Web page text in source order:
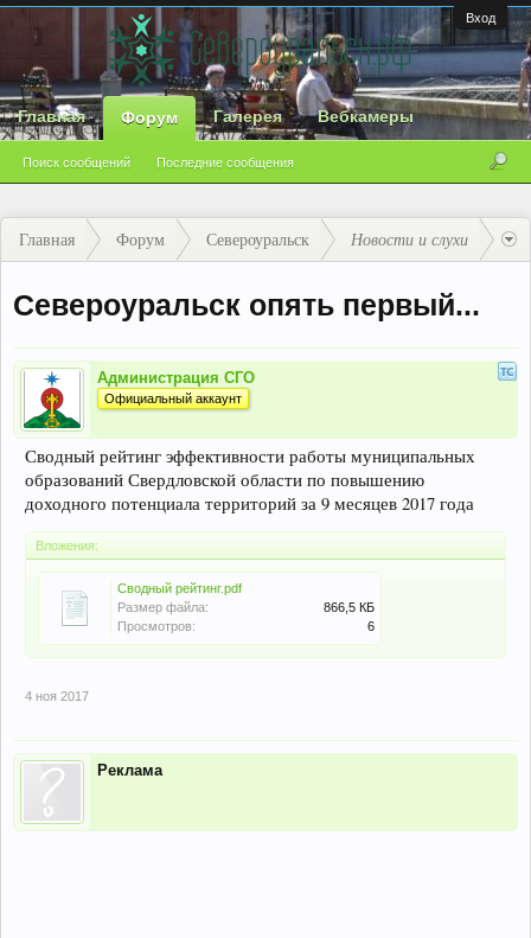
Вход
Главная Форум
Поиск сообщений Последние сообщения
Галерея Вебкамеры
Главная Форум Североуральск Новости и слухи
Североуральск опять первый...
Администрация СГО
Официальный аккаунт
Сводный рейтинг эффективности работы муниципальных
образований Свердловской области по повышению
доходного потенциала территорий за 9 месяцев 2017 года
Вложения:
Сводный рейтинг.pdf
Размер файла:
866,5 КБ
Просмотров:
6
4 ноя 2017
Реклама